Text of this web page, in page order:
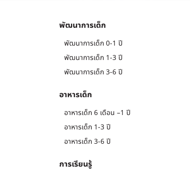
พัฒนาการเด็ก
พัฒนาการเด็ก 0-1 ปี
พัฒนาการเด็ก 1-3 ปี
พัฒนาการเด็ก 3-6 ปี
อาหารเด็ก
อาหารเด็ก 6 เดือน –1 ปี
อาหารเด็ก 1-3 ปี
อาหารเด็ก 3-6 ปี
การเรียนรู้